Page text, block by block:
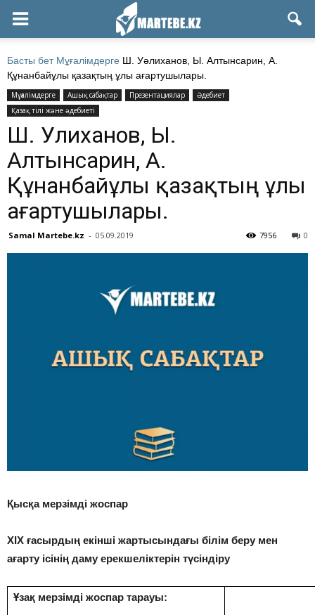
Басты бет Мұғалімдерге Ш. Уәлиханов, Ы. Алтынсарин, А.
Құнанбайұлы қазақтың ұлы ағартушылары.
Мұғалімдерге Ашық сабақтар Презентациялар
Әдебиет
Қазақ тілі және әдебиеті
Ш. Уәлиханов, Ы.
Алтынсарин, А.
Құнанбайұлы қазақтың ұлы
ағартушылары.
Samal Martebe.kz - 05.09.2019 0
7956
Қысқа мерзімді жоспар
ХІХ ғасырдың екінші жартысындағы білім беру мен
ағарту ісінің даму ерекшеліктерін түсіндіру
Ұзақ мерзімді жоспар тарауы: